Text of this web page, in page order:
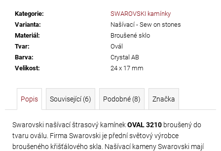
Kategorie:
SWAROVSKI kamínky
Varianta:
Našívací - Sew on stones
Materiál:
Broušené sklo
Tvar:
Ovál
Barva:
Crystal AB
Velikost: 24 x 17 mm
Popis Související (6) Podobné (8) Značka
Swarovski našívací štrasový kamínekOVAL 3210 broušený do
tvaru oválu. Firma Swarovski je přední světový výrobce
broušeného křišťálového skla. Našívací kameny Swarovski mají
e
TŘÁSNĚ
NEELASTICKÉ
BARBADOS
CM
620
Kč